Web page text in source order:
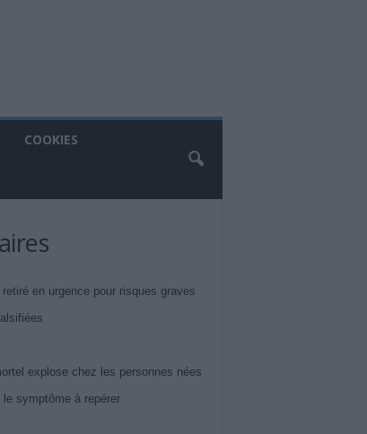
COOKIES
en urgence pour risques graves
explose chez les personnes nées
le symptôme à repérer